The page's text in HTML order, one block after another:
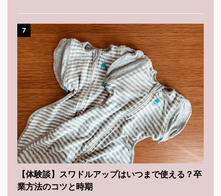
7
【体験談】スワドルアップはいつまで使える？卒
業方法のコツと時期